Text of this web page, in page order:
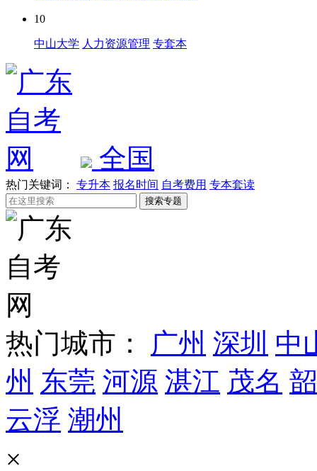
10
中山大学 人力资源管理 专套本
全国
热门关键词： 专升本 报名时间 自考费用 专本套读
热门城市： 广州 深圳 中
州 东莞 河源 湛江 茂名
云浮 潮州
×